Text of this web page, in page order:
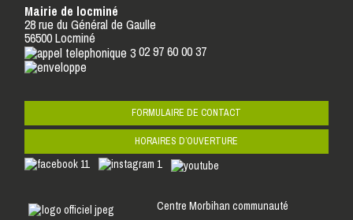
Mairie de locminé
28 rue du Général de Gaulle
56500 Locminé
02 97 60 00 37
FORMULAIRE DE CONTACT
HORAIRES D’OUVERTURE
Centre Morbihan communauté